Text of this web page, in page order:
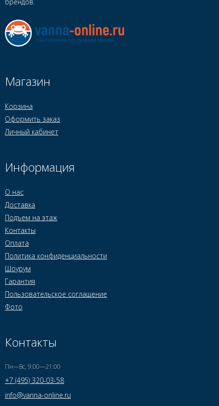
Магазин
Корзина
Оформить заказ
Личный кабинет
Информация
О нас
Доставка
Подъем на этаж
Контакты
Оплата
Политика конфиденциальности
Шоурум
Гарантия
Пользовательское соглашение
Фото
Контакты
Пн—Вс, 9:00—21:00
+7 (495) 320-03-58
info@vanna-online.ru